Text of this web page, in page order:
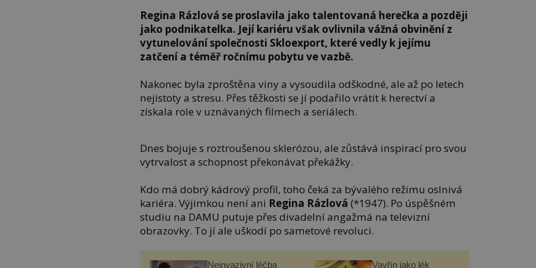
Regina Rázlová se proslavila jako talentovaná herečka a později
jako podnikatelka. Její kariéru však ovlivnila vážná obvinění z
vytunelování společnosti Skloexport, které vedly k jejímu
zatčení a téměř ročnímu pobytu ve vazbě.
Nakonec byla zproštěna viny a vysoudila odškodné, ale až po letech
nejistoty a stresu. Přes těžkosti se jí podařilo vrátit k herectví a
získala role v uznávaných filmech a seriálech.
Dnes bojuje s roztroušenou sklerózou, ale zůstává inspirací pro svou
vytrvalost a schopnost překonávat překážky.
Kdo má dobrý kádrový profil, toho čeká za bývalého režimu oslnivá
kariéra. Výjimkou není ani Regina Rázlová(*1947). Po úspěšném
studiu na DAMU putuje přes divadelní angažmá na televizní
obrazovky. To jí ale uškodí po sametové revoluci.
Neinvazivní léčba
Vavřín jako lék